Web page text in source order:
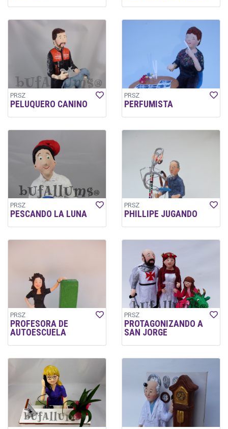
PRSZ
PELUQUERO CANINO
PRSZ
PERFUMISTA
PRSZ
PESCANDO LA LUNA
PRSZ
PHILLIPE JUGANDO
PRSZ
PROFESORA DE
AUTOESCUELA
PRSZ
PROTAGONIZANDO A
SAN JORGE